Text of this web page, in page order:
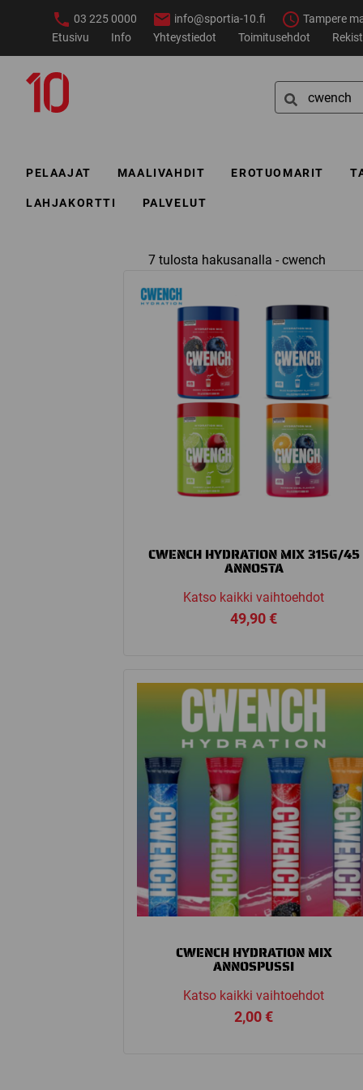
03 225 0000 info@sportia-10.fi
Tampere
Etusivu
Info Yhteystiedot Toimitusehdot
Search
for:
PELAAJAT MAALIVAHDIT EROTUOMARIT
LAHJAKORTTI PALVELUT
7 tulosta hakusanalla - cwench
CWENCH HYDRATION MIX 315G/45
ANNOSTA
Katso kaikki vaihtoehdot
49,90€
CWENCH HYDRATION MIX
ANNOSPUSSI
Katso kaikki vaihtoehdot
2,00€